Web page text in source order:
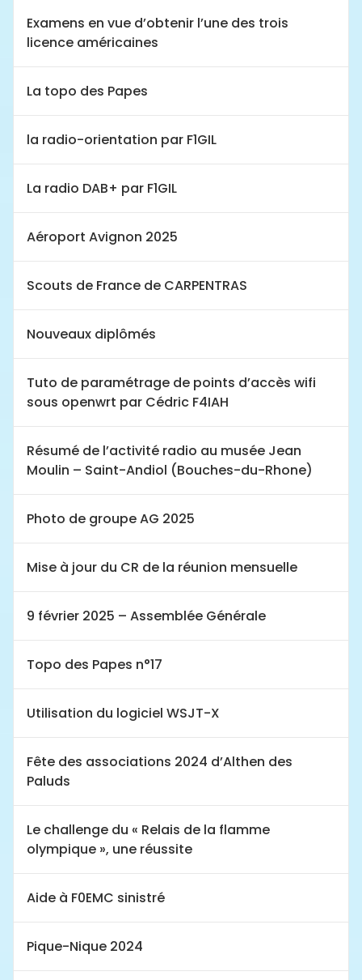
Examens en vue d’obtenir l’une des trois
licence américaines
La topo des Papes
la radio-orientation par F1GIL
La radio DAB+ par F1GIL
Aéroport Avignon 2025
Scouts de France de CARPENTRAS
Nouveaux diplômés
Tuto de paramétrage de points d’accès wifi
sous openwrt par Cédric F4IAH
Résumé de l’activité radio au musée Jean
Moulin – Saint-Andiol (Bouches-du-Rhone)
Photo de groupe AG 2025
Mise à jour du CR de la réunion mensuelle
9 février 2025 – Assemblée Générale
Topo des Papes n°17
Utilisation du logiciel WSJT-X
Fête des associations 2024 d’Althen des
Paluds
Le challenge du « Relais de la flamme
olympique », une réussite
Aide à F0EMC sinistré
Pique-Nique 2024